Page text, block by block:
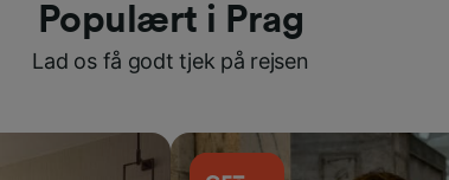
Populært i Prag
Lad os få godt tjek på rejsen